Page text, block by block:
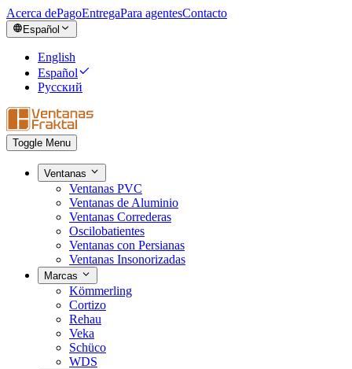
Acerca dePagoEntregaPara agentesContacto
Español
English
Español
Русский
Toggle Menu
Ventanas
Ventanas PVC
Ventanas de Aluminio
Ventanas Correderas
Oscilobatientes
Ventanas con Persianas
Ventanas Insonorizadas
Marcas
Kömmerling
Cortizo
Rehau
Veka
Schüco
WDS